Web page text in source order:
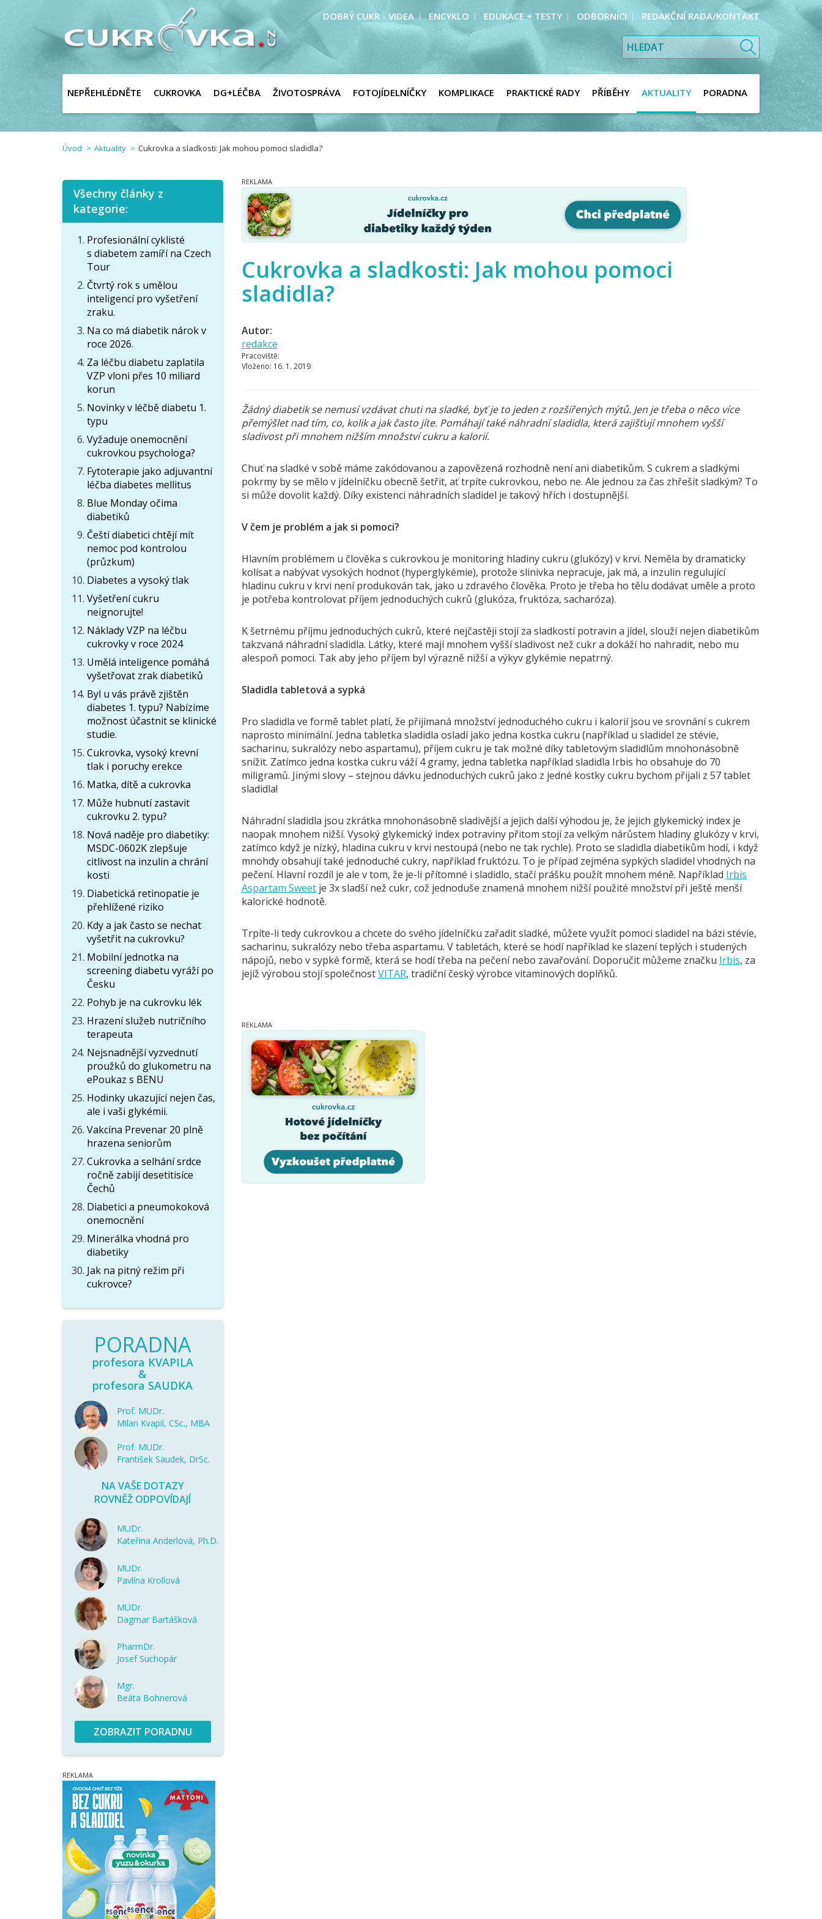
DOBRÝ CUKR - VIDEA ENCYKLO EDUKACE + TESTY ODBORNÍCI REDAKČNÍ RADA/KONTAKT
NEPŘEHLÉDNĚTE CUKROVKA DG+LÉČBA ŽIVOTOSPRÁVA FOTOJÍDELNÍČKY KOMPLIKACE PRAKTICKÉ RADY PŘÍBĚHY AKTUALITY PORADNA
Úvod Aktuality Cukrovka a sladkosti: Jak mohou pomoci sladidla?
Cukrovka a sladkosti: Jak mohou pomoci
sladidla?
Autor:
redakce
Pracoviště:
Vloženo: 16. 1. 2019
Žádný diabetik se nemusí vzdávat chuti na sladké, byť je to jeden z rozšířených mýtů. Jen je třeba o něco více
přemýšlet nad tím, co, kolik a jak často jíte. Pomáhají také náhradní sladidla, která zajišťují mnohem vyšší
sladivost při mnohem nižším množství cukru a kalorií.
Chuť na sladké v sobě máme zakódovanou a zapovězená rozhodně není ani diabetikům. S cukrem a sladkými
pokrmy by se mělo v jídelníčku obecně šetřit, ať trpíte cukrovkou, nebo ne. Ale jednou za čas zhřešit sladkým? To
si může dovolit každý. Díky existenci náhradních sladidel je takový hřích i dostupnější.
V čem je problém a jak si pomoci?
Hlavním problémem u člověka s cukrovkou je monitoring hladiny cukru (glukózy) v krvi. Neměla by dramaticky
kolísat a nabývat vysokých hodnot (hyperglykémie), protože slinivka nepracuje, jak má, a inzulin regulující
hladinu cukru v krvi není produkován tak, jako u zdravého člověka. Proto je třeba ho tělu dodávat uměle a proto
je potřeba kontrolovat příjem jednoduchých cukrů (glukóza, fruktóza, sacharóza).
K šetrnému příjmu jednoduchých cukrů, které nejčastěji stojí za sladkostí potravin a jídel, slouží nejen diabetikům
takzvaná náhradní sladidla. Látky, které mají mnohem vyšší sladivost než cukr a dokáží ho nahradit, nebo mu
alespoň pomoci. Tak aby jeho příjem byl výrazně nižší a výkyv glykémie nepatrný.
Sladidla tabletová a sypká
Pro sladidla ve formě tablet platí, že přijímaná množství jednoduchého cukru i kalorií jsou ve srovnání s cukrem
naprosto minimální. Jedna tabletka sladidla osladí jako jedna kostka cukru (například u sladidel ze stévie,
sacharinu, sukralózy nebo aspartamu), příjem cukru je tak možné díky tabletovým sladidlům mnohonásobně
snížit. Zatímco jedna kostka cukru váží 4 gramy, jedna tabletka například sladidla Irbis ho obsahuje do 70
miligramů. Jinými slovy – stejnou dávku jednoduchých cukrů jako z jedné kostky cukru bychom přijali z 57 tablet
sladidla!
Náhradní sladidla jsou zkrátka mnohonásobně sladivější a jejich další výhodou je, že jejich glykemický index je
naopak mnohem nižší. Vysoký glykemický index potraviny přitom stojí za velkým nárůstem hladiny glukózy v krvi,
zatímco když je nízký, hladina cukru v krvi nestoupá (nebo ne tak rychle). Proto se sladidla diabetikům hodí, i když
mnohdy obsahují také jednoduché cukry, například fruktózu. To je případ zejména sypkých sladidel vhodných na
pečení. Hlavní rozdíl je ale v tom, že je-li přítomné i sladidlo, stačí prášku použít mnohem méně. Například Irbis
Aspartam Sweetje 3x sladší než cukr, což jednoduše znamená mnohem nižší použité množství při ještě menší
kalorické hodnotě.
Trpíte-li tedy cukrovkou a chcete do svého jídelníčku zařadit sladké, můžete využít pomoci sladidel na bázi stévie,
sacharinu, sukralózy nebo třeba aspartamu. V tabletách, které se hodí například ke slazení teplých i studených
nápojů, nebo v sypké formě, která se hodí třeba na pečení nebo zavařování. Doporučit můžeme značku Irbis, za
jejíž výrobou stojí společnostVITAR, tradiční český výrobce vitaminových doplňků.
Všechny články z
kategorie:
Profesionální cyklisté
s diabetem zamíří na Czech
Tour
Čtvrtý rok s umělou
inteligencí pro vyšetření
zraku.
Na co má diabetik nárok v
roce 2026.
Za léčbu diabetu zaplatila
VZP vloni přes 10 miliard
korun
Novinky v léčbě diabetu 1.
typu
Vyžaduje onemocnění
cukrovkou psychologa?
Fytoterapie jako adjuvantní
léčba diabetes mellitus
Blue Monday očima
diabetiků
Čeští diabetici chtějí mít
nemoc pod kontrolou
(průzkum)
Diabetes a vysoký tlak
Vyšetření cukru
neignorujte!
Náklady VZP na léčbu
cukrovky v roce 2024
Umělá inteligence pomáhá
vyšetřovat zrak diabetiků
Byl u vás právě zjištěn
diabetes 1. typu? Nabízíme
možnost účastnit se klinické
studie.
Cukrovka, vysoký krevní
tlak i poruchy erekce
Matka, dítě a cukrovka
Může hubnutí zastavit
cukrovku 2. typu?
Nová naděje pro diabetiky:
MSDC-0602K zlepšuje
citlivost na inzulin a chrání
kosti
Diabetická retinopatie je
přehlížené riziko
Kdy a jak často se nechat
vyšetřit na cukrovku?
Mobilní jednotka na
screening diabetu vyráží po
Česku
Pohyb je na cukrovku lék
Hrazení služeb nutričního
terapeuta
Nejsnadnější vyzvednutí
proužků do glukometru na
ePoukaz s BENU
Hodinky ukazující nejen čas,
ale i vaši glykémii.
Vakcína Prevenar 20 plně
hrazena seniorům
Cukrovka a selhání srdce
ročně zabijí desetitisíce
Čechů
Diabetici a pneumokoková
onemocnění
Minerálka vhodná pro
diabetiky
Jak na pitný režim při
cukrovce?
PORADNA
profesora KVAPILA
&
profesora SAUDKA
Prof. MUDr.
Milan Kvapil, CSc., MBA
Prof. MUDr.
František Saudek, DrSc.
NA VAŠE DOTAZY
ROVNĚŽ ODPOVÍDAJÍ
MUDr.
Kateřina Anderlová, Ph.D.
MUDr.
Pavlína Krollová
MUDr.
Dagmar Bartášková
PharmDr.
Josef Suchopár
Mgr.
Beáta Bohnerová
ZOBRAZIT PORADNU